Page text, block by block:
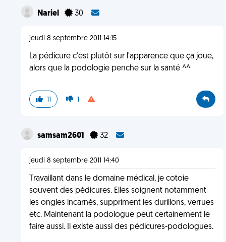
Nariel 30
jeudi 8 septembre 2011 14:15
La pédicure c'est plutôt sur l'apparence que ça joue,
alors que la podologie penche sur la santé ^^
11 1
samsam2601 32
jeudi 8 septembre 2011 14:40
Travaillant dans le domaine médical, je cotoie
souvent des pédicures. Elles soignent notamment
les ongles incarnés, suppriment les durillons, verrues
etc. Maintenant la podologue peut certainement le
faire aussi. Il existe aussi des pédicures-podologues.